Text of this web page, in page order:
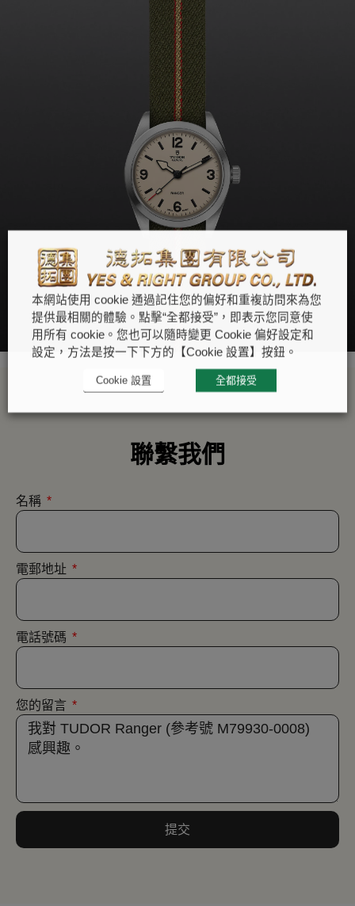
聯繫我們
名稱
電郵地址
電話號碼
您的留言
提交
本網站使用 cookie 通過記住您的偏好和重複訪問來為您
提供最相關的體驗。點擊“全都接受”，即表示您同意使
用所有 cookie。您也可以隨時變更 Cookie 偏好設定和
設定，方法是按一下下方的【Cookie 設置】按鈕。
Cookie 設置 全都接受